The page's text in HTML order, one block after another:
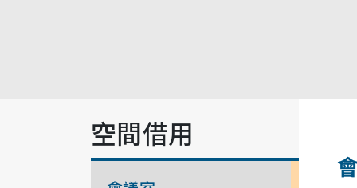
空間借用